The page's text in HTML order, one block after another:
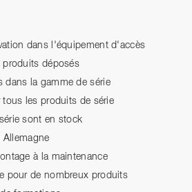
dans l'équipement d'accès
produits déposés
dans la gamme de série
les produits de série
sont en stock
Allemagne
à la maintenance
pour de nombreux produits